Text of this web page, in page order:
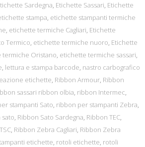
Sardegna, Etichette Sassari, Etichette
stampa, etichette stampanti termiche
, etichette termiche Cagliari, Etichette
Termico, etichette termiche nuoro, Etichette
termiche Oristano, etichette termiche sassari,
, lettura e stampa barcode, nastro carbografico
etichette, Ribbon Armour, Ribbon
sassari ribbon olbia, ribbon Intermec,
stampanti Sato, ribbon per stampanti Zebra,
sato, Ribbon Sato Sardegna, Ribbon TEC,
, Ribbon Zebra Cagliari, Ribbon Zebra
etichette, rotoli etichette, rotoli